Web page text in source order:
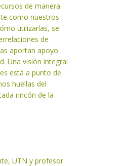
de manera
como nuestros
utilizarlas, se
de
aportan apoyo
Una visión integral
está a punto de
huellas del
rincón de la
UTN y profesor